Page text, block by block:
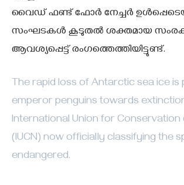
വൈഡ് ഫണ്ട് ഫോര്‍ നേച്ചര്‍
സംഘടകള്‍ കൂടുതല്‍ ശക്തമായ
ആവശ്യപ്പെട്ട് രംഗത്തെത്തിയിട്ടുണ്ട്.
The rapid loss of Antarctic sea ice is
emperor penguins towards
International Union for
(IUCN) now officially classifying the
endangered.